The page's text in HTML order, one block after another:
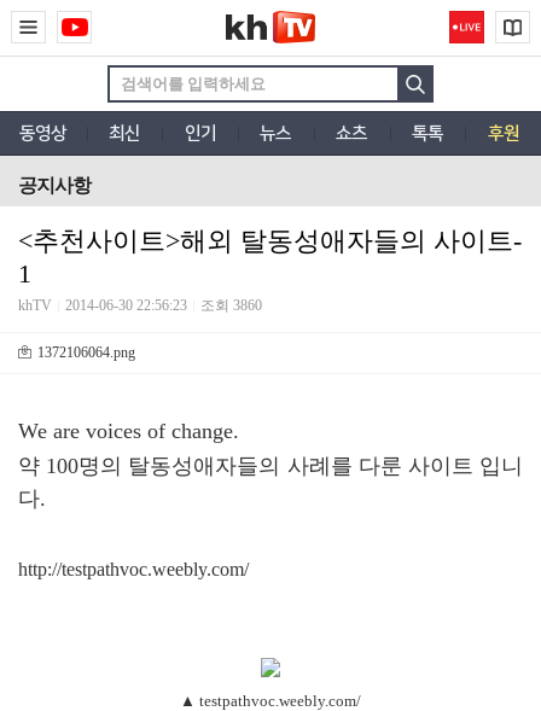
동영상 최신 인기 뉴스 쇼츠 톡톡 후원
공지사항
<추천사이트>해외 탈동성애자들의 사이트-
1
khTV 2014-06-30 22:56:23 조회 3860
1372106064.png
We are voices of change.
약 100명의 탈동성애자들의 사례를 다룬 사이트 입니
다.
http://testpathvoc.weebly.com/
▲ testpathvoc.weebly.com/